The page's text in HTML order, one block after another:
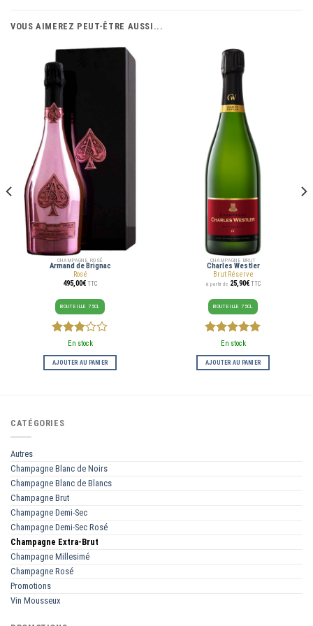
VOUS AIMEREZ PEUT-ÊTRE AUSSI...
CHAMPAGNE ROSÉ
Armand de Brignac
Rosé
495,00€ TTC
BOUTEILLE 75CL
sur
5
En stock
AJOUTER AU PANIER
CHAMPAGNE BRUT
Charles Westler
Brut Réserve
à partir de 25,90€ TTC
BOUTEILLE 75CL
sur 5
En stock
AJOUTER AU PANIER
CATÉGORIES
Autres
Champagne Blanc de Noirs
Champagne Blanc de Blancs
Champagne Brut
Champagne Demi-Sec
Champagne Demi-Sec Rosé
Champagne Extra-Brut
Champagne Millesimé
Champagne Rosé
Promotions
Vin Mousseux